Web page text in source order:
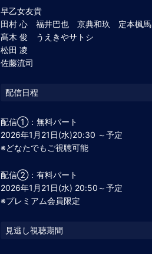
早⼄⼥友貴
⽥村 ⼼ 福井巴也 京典和玖 定本楓
髙木 俊 うえきやサトシ
松⽥ 凌
佐藤流司
配信①：無料パート
2026年1月21日(水)20:30 ～予定
※どなたでもご視聴可能
配信②：有料パート
2026年1月21日(水) 20:50～予定
※プレミアム会員限定